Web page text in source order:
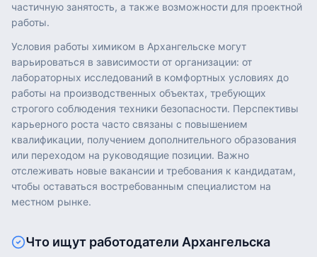
частичную занятость, а также возможности для проектной
работы.
Условия работы химиком в Архангельске могут
варьироваться в зависимости от организации: от
лабораторных исследований в комфортных условиях до
работы на производственных объектах, требующих
строгого соблюдения техники безопасности. Перспективы
карьерного роста часто связаны с повышением
квалификации, получением дополнительного образования
или переходом на руководящие позиции. Важно
отслеживать новые вакансии и требования к кандидатам,
чтобы оставаться востребованным специалистом на
местном рынке.
Что ищут работодатели Архангельска